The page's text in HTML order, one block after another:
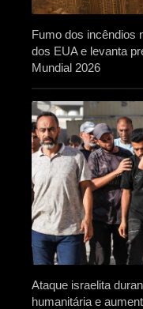
Fumo dos incêndios
dos EUA e levanta
Mundial 2026
Ataque israelita
humanitária e